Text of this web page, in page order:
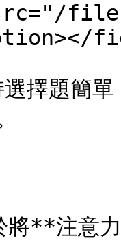
files/
擇題簡
**注意